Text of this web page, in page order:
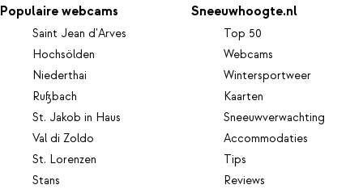
Populaire webcams
Saint Jean d'Arves
Hochsölden
Niederthai
Rußbach
St. Jakob in Haus
Val di Zoldo
St. Lorenzen
Stans
Sneeuwhoogte.nl
Top 50
Webcams
Wintersportweer
Kaarten
Sneeuwverwachting
Accommodaties
Tips
Reviews